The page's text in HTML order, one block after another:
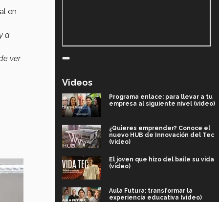
en
a
ver
Videos
Programa enlace: para llevar a tu
empresa al siguiente nivel (video)
¿Quieres emprender? Conoce el
nuevo HUB de Innovación del Tec
(video)
El joven que hizo del baile su vida
(video)
Aula Futura: transformar la
experiencia educativa (video)